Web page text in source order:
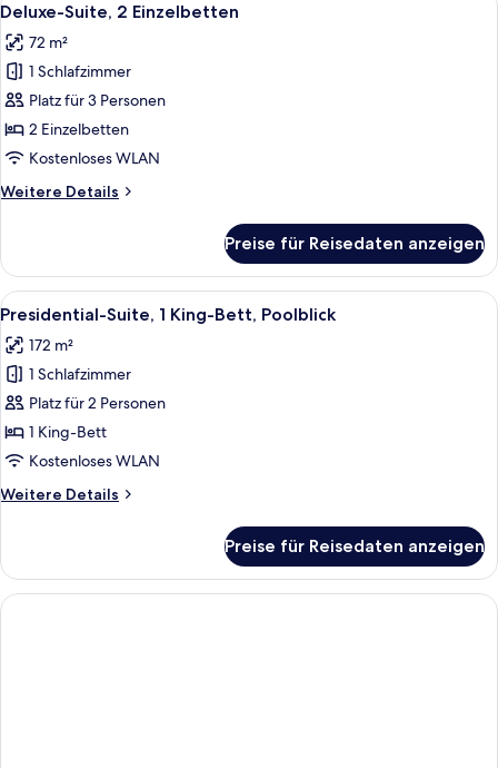
Schlafzimmer
Fotos
für
Deluxe-
Suite,
2 Einzelbetten
anzeigen
8
Deluxe-Suite, 2 Einzelbetten
72 m²
1 Schlafzimmer
Platz für 3 Personen
2 Einzelbetten
Kostenloses WLAN
Weitere Details
Weitere
Suite,
2 Einzelbetten
Preise für Reisedaten anzeigen
Alle
Fotos
für
Presidential-
Suite,
1 King-
Bett,
anzeigen
Ein geräumiges Wohnzimmer mit
9
Presidential-Suite, 1 King-Bett, Poolblick
172 m²
1 Schlafzimmer
Platz für 2 Personen
1 King-Bett
Kostenloses WLAN
Weitere Details
Weitere
Suite,
1 King-
Bett,
Preise für Reisedaten anzeigen